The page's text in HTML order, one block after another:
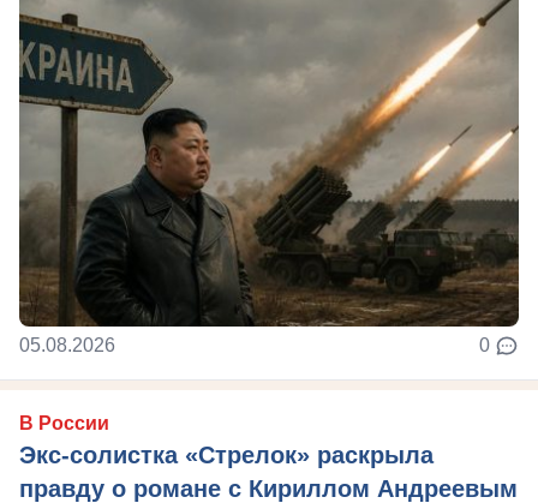
05.08.2026 0
В России
Экс-солистка «Стрелок» раскрыла
правду о романе с Кириллом Андреевым